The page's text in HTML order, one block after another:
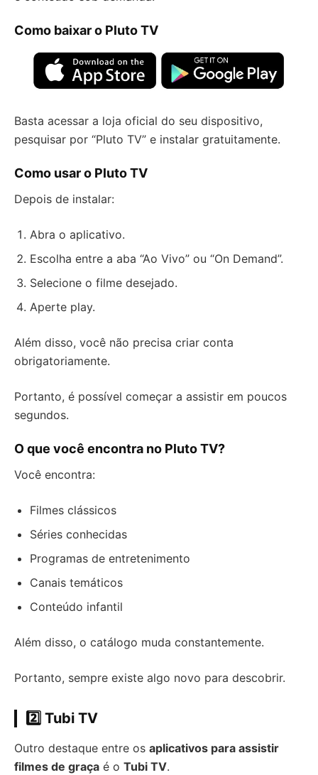
Como baixar o Pluto TV
Basta acessar a loja oficial do seu dispositivo,
pesquisar por “Pluto TV” e instalar gratuitamente.
Como usar o Pluto TV
Depois de instalar:
Abra o aplicativo.
Escolha entre a aba “Ao Vivo” ou “On Demand”.
Selecione o filme desejado.
Aperte play.
Além disso, você não precisa criar conta
obrigatoriamente.
Portanto, é possível começar a assistir em poucos
segundos.
O que você encontra no Pluto TV?
Você encontra:
Filmes clássicos
Séries conhecidas
Programas de entretenimento
Canais temáticos
Conteúdo infantil
Além disso, o catálogo muda constantemente.
Portanto, sempre existe algo novo para descobrir.
2️⃣ Tubi TV
Outro destaque entre os aplicativos para assistir
filmes de graça é o Tubi TV.